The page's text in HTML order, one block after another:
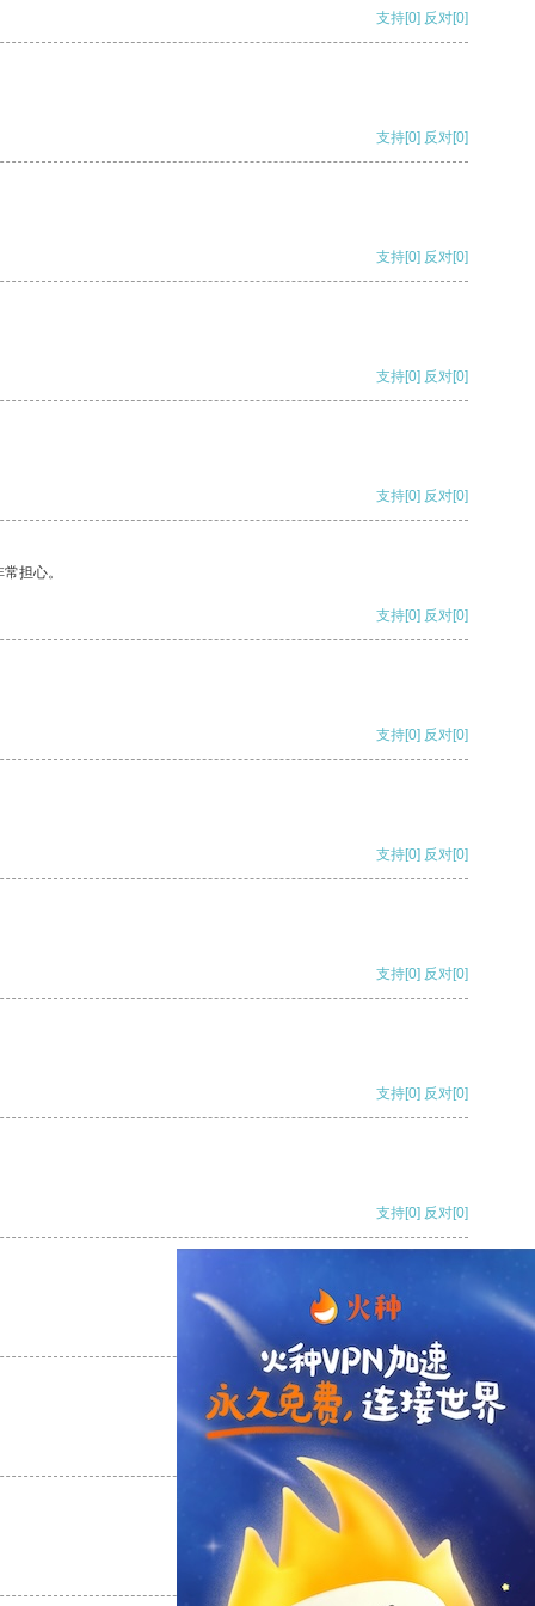
支持[0] 反对[0]
支持[0] 反对[0]
支持[0] 反对[0]
支持[0] 反对[0]
支持[0] 反对[0]
担心。
支持[0] 反对[0]
支持[0] 反对[0]
支持[0] 反对[0]
支持[0] 反对[0]
支持[0] 反对[0]
支持[0] 反对[0]
反对
反对[0]